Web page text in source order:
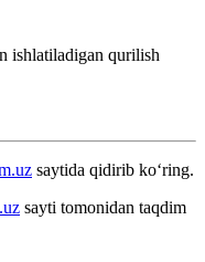
ishlatiladigan qurilish
saytida qidirib ko‘ring.
sayti tomonidan taqdim